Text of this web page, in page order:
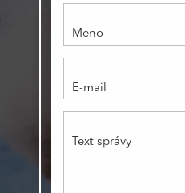
Meno
E-mail
Text správy